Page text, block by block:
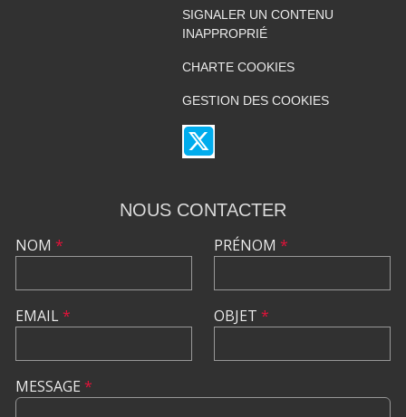
SIGNALER UN CONTENU
INAPPROPRIÉ
CHARTE COOKIES
GESTION DES COOKIES
NOUS CONTACTER
NOM *
EMAIL*
PRÉNOM *
OBJET *
MESSAGE *